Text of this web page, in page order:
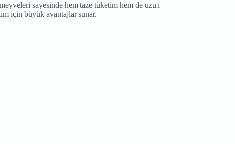
sayesinde hem taze tüketim hem de uzun
için büyük avantajlar sunar.